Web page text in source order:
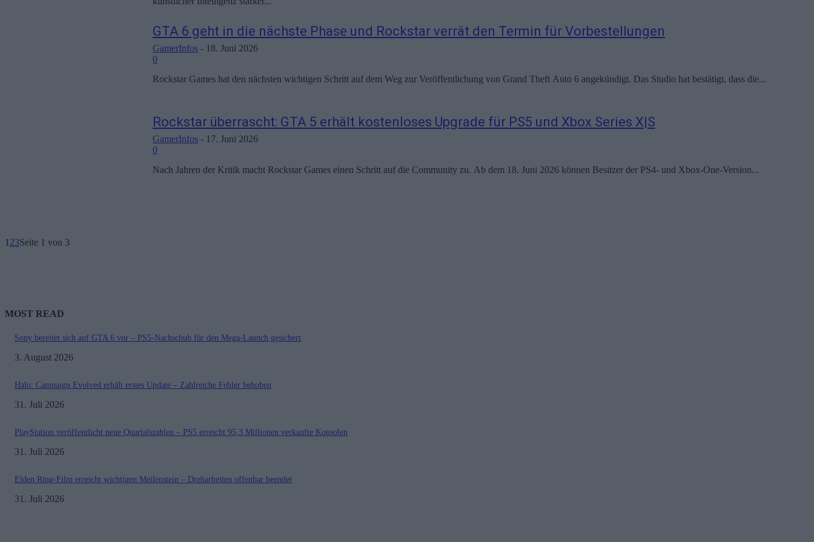
GTA 6 geht in die nächste Phase und Rockstar verrät den Termin für Vorbestellungen
GamerInfos - 18. Juni 2026
0
Rockstar Games hat den nächsten wichtigen Schritt auf dem Weg zur Veröffentlichung von Grand Theft Auto 6 angekündigt. Das Studio hat bestätigt, dass die...
Rockstar überrascht: GTA 5 erhält kostenloses Upgrade für PS5 und Xbox Series X|S
GamerInfos - 17. Juni 2026
0
Nach Jahren der Kritik macht Rockstar Games einen Schritt auf die Community zu. Ab dem 18. Juni 2026 können Besitzer der PS4- und Xbox-One-Version...
1 23Seite 1 von 3
MOST READ
Sony bereitet sich auf GTA 6 vor – PS5-Nachschub für den Mega-Launch gesichert
3. August 2026
Halo: Campaign Evolved erhält erstes Update – Zahlreiche Fehler behoben
31. Juli 2026
PlayStation veröffentlicht neue Quartalszahlen – PS5 erreicht 95,3 Millionen verkaufte Konsolen
31. Juli 2026
Elden Ring-Film erreicht wichtigen Meilenstein – Dreharbeiten offenbar beendet
31. Juli 2026